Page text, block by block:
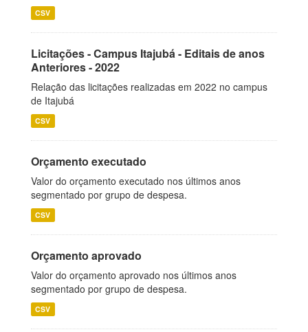
CSV
Licitações - Campus Itajubá - Editais de anos
Anteriores - 2022
Relação das licitações realizadas em 2022 no campus
de Itajubá
CSV
Orçamento executado
Valor do orçamento executado nos últimos anos
segmentado por grupo de despesa.
CSV
Orçamento aprovado
Valor do orçamento aprovado nos últimos anos
segmentado por grupo de despesa.
CSV